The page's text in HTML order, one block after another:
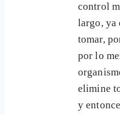
control
largo, ya
tomar,
por lo
elimine
y